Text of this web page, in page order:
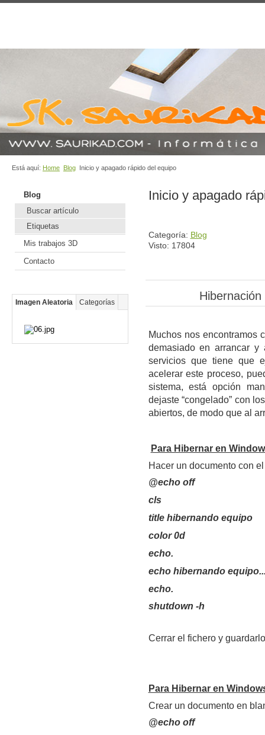
Está aquí: Home Blog Inicio y apagado rápido del equipo
Blog
Buscar artículo
Etiquetas
Mis trabajos 3D
Contacto
Imagen Aleatoria Categorías
Inicio y apagado
Categoría: Blog
Visto: 17804
Muchos nos encontramos
demasiado en arrancar y
servicios que tiene que
acelerar este proceso,
sistema, está opción
dejaste “congelado” con
abiertos, de modo que al
Para Hibernar en
Hacer un documento con
@echo off
cls
title hibernando equipo
color 0d
echo.
echo hibernando
echo.
shutdown -h
Cerrar el fichero y
Para Hibernar en
Crear un documento en
@echo off